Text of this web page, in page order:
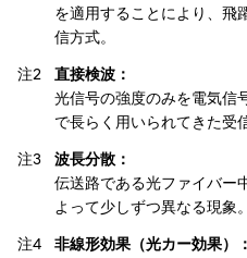
を適用することにより、飛
信方式。
注2
直接検波：
光信号の強度のみを電気信
で長らく用いられてきた受
注3
波長分散：
伝送路である光ファイバー
よって少しずつ異なる現象。
注4
非線形効果（光カー効果）：